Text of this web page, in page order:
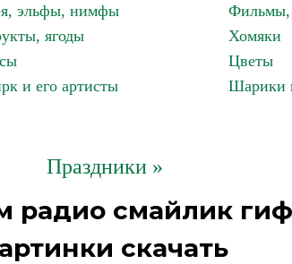
эльфы, нимфы
Фильмы,
ягоды
Хомяки
Цветы
и его артисты
Шарики
Праздники »
радио смайлик
скачать